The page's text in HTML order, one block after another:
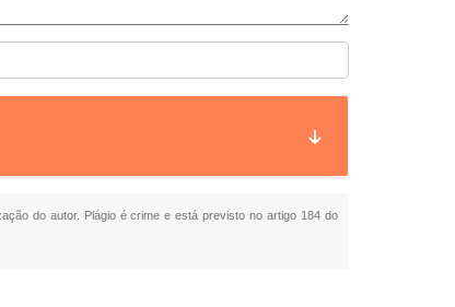
do autor. Plágio é crime e está previsto no artigo 184 do